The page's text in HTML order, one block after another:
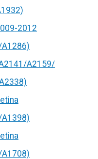
2012
А2159/